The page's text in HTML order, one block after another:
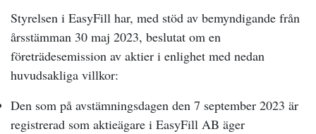
Styrelsen i EasyFill har, med stöd av bemyndigande från
årsstämman 30 maj 2023, beslutat om en
företrädesemission av aktier i enlighet med nedan
huvudsakliga villkor:
Den som på avstämningsdagen den 7 september 2023 är
registrerad som aktieägare i EasyFill AB äger